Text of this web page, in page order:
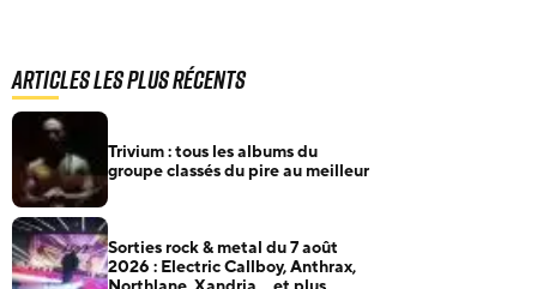
Articles les plus récents
Trivium : tous les albums du
groupe classés du pire au meilleur
Sorties rock & metal du 7 août
2026 : Electric Callboy, Anthrax,